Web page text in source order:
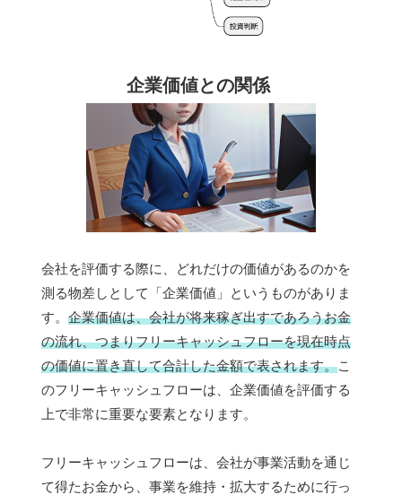
企業価値との関係
会社を評価する際に、どれだけの価値があるのかを
測る物差しとして「企業価値」というものがありま
す。 企業価値は、会社が将来稼ぎ出すであろうお金
の流れ、つまりフリーキャッシュフローを現在時点
の価値に置き直して合計した金額で表されます。こ
のフリーキャッシュフローは、企業価値を評価する
上で非常に重要な要素となります。
フリーキャッシュフローは、会社が事業活動を通じ
て得たお金から、事業を維持・拡大するために行っ